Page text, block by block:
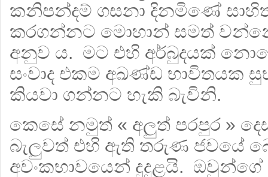
කනිපන්දම් ගසනා දිනමිණේ
කරගන්නට මොහාන් සමත්
අනුව ය. මට එහි අර්බුදයක්
සංවාද එකම අඛණ්ඩ භාවිතයක
කියවා ගන්නට හැකි බැවිනි.
කෙසේ නමුත් « අලුත් පරපුර »
බැලුවත් එහි ඇති තරුණ ජවයේ
අවංකභාවයෙන් දුදුළයි.